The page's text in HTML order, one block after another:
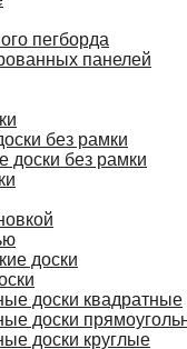
пегборда
панелей
без рамки
доски без рамки
доски
доски квадратные
доски
доски круглые